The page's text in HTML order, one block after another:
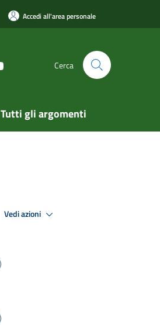
Accedi all'area personale
Cerca
Tutti gli argomenti
Vedi azioni